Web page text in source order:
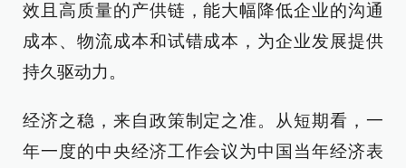
效且高质量的产供链，能大幅降低企业的沟通
成本、物流成本和试错成本，为企业发展提供
持久驱动力。
经济之稳，来自政策制定之准。从短期看，一
年一度的中央经济工作会议为中国当年经济表